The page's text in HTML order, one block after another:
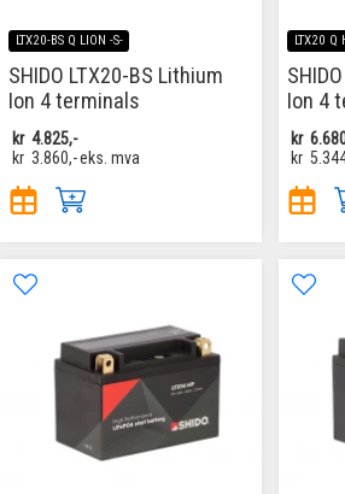
LTX20-BS Q LION -S-
SHIDO LTX20-BS Lithium
Ion 4 terminals
kr 4.825,-
kr 3.860,-eks. mva
LTX20 Q
Ion 4
kr
kr